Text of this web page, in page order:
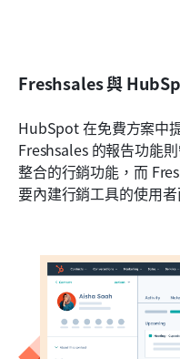
Freshsales 與
HubSpot 在免費方案中
Freshsales 的報告功能
整合的行銷功能，而
要內建行銷工具的使用